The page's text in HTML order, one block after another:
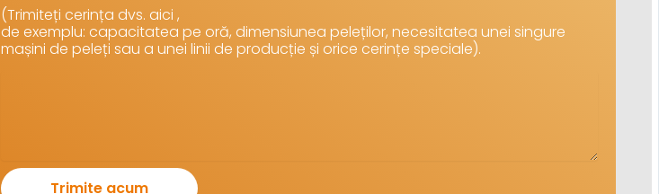
(Trimiteți cerința dvs. aici ,
de exemplu: capacitatea pe oră, dimensiunea peleților, necesitatea unei singure
mașini de peleți sau a unei linii de producție și orice cerințe speciale).